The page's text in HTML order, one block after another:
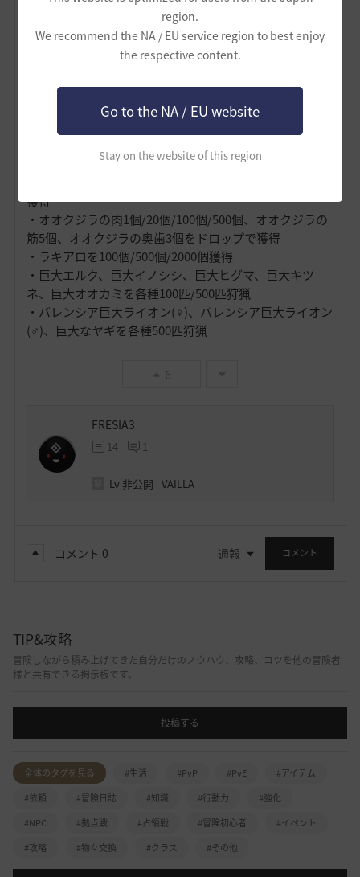
region.
We recommend the NA / EU service region to best enjoy
the respective content.
Go to the NA / EU website
Stay on the website of this region
・堅い黒結晶のオーソリティ（クエスト名：
た名前 - 堅い黒結晶のオーソリティ）
・堅い王女（クエスト名：忘れ去られた名前 - 堅い姫
その他の生活称号について
・落人カルクの角1個/20個、落人カルクの表皮5個、カル
獲得
・オオクジラの肉1個/20個/100個/500個、オオクジラの
筋5個、オオクジラの奥歯3個をドロップで獲得
・ラキアロを100個/500個/2000個獲得
・巨大エルク、巨大イノシシ、巨大ヒグマ、巨大キツ
ネ、巨大オオカミを各種100匹/500匹狩猟
・バレンシア巨大ライオン(♀)、バレンシア巨大ライオン
(♂)、巨大なヤギを各種500匹狩猟
6
FRESIA3
14 1
Lv 非公開 VAILLA
コメント 0 通報 コメント
TIP&攻略
冒険しながら積み上げてきた自分だけのノウハウ、攻略、コツを他の冒険者
様と共有できる掲示板です。
投稿する
全体のタグを見る #生活 #PvP #PvE
#アイテム
#依頼
#冒険日誌 #知識 #行動力
#強化
#NPC
#拠点戦 #占領戦 #冒険初心者
#イベント
#攻略
#物々交換 #クラス #その他